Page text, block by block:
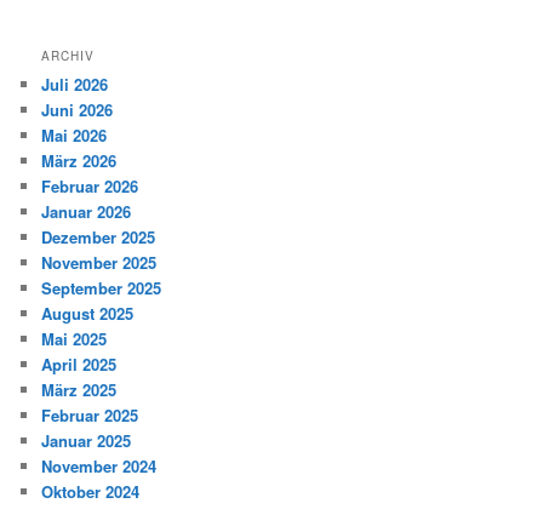
ARCHIV
Juli 2026
Juni 2026
Mai 2026
März 2026
Februar 2026
Januar 2026
Dezember 2025
November 2025
September 2025
August 2025
Mai 2025
April 2025
März 2025
Februar 2025
Januar 2025
November 2024
Oktober 2024